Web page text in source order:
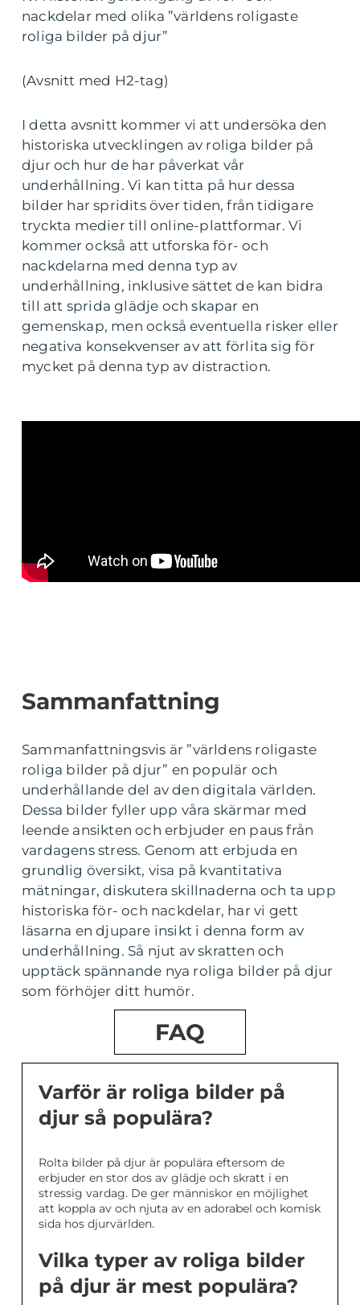
nackdelar med olika ”världens roligaste
roliga bilder på djur”
(Avsnitt med H2-tag)
I detta avsnitt kommer vi att undersöka den
historiska utvecklingen av roliga bilder på
djur och hur de har påverkat vår
underhållning. Vi kan titta på hur dessa
bilder har spridits över tiden, från tidigare
tryckta medier till online-plattformar. Vi
kommer också att utforska för- och
nackdelarna med denna typ av
underhållning, inklusive sättet de kan bidra
till att sprida glädje och skapar en
gemenskap, men också eventuella risker eller
negativa konsekvenser av att förlita sig för
mycket på denna typ av distraction.
Sammanfattning
Sammanfattningsvis är ”världens roligaste
roliga bilder på djur” en populär och
underhållande del av den digitala världen.
Dessa bilder fyller upp våra skärmar med
leende ansikten och erbjuder en paus från
vardagens stress. Genom att erbjuda en
grundlig översikt, visa på kvantitativa
mätningar, diskutera skillnaderna och ta upp
historiska för- och nackdelar, har vi gett
läsarna en djupare insikt i denna form av
underhållning. Så njut av skratten och
upptäck spännande nya roliga bilder på djur
som förhöjer ditt humör.
FAQ
Varför är roliga bilder på
djur så populära?
Rolta bilder på djur är populära eftersom de
erbjuder en stor dos av glädje och skratt i en
stressig vardag. De ger människor en möjlighet
att koppla av och njuta av en adorabel och komisk
sida hos djurvärlden.
Vilka typer av roliga bilder
på djur är mest populära?